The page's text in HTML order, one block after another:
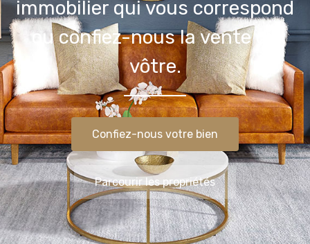
immobilier qui vous correspond
ou confiez-nous la vente du
vôtre.
Confiez-nous votre bien
Parcourir les propriétés